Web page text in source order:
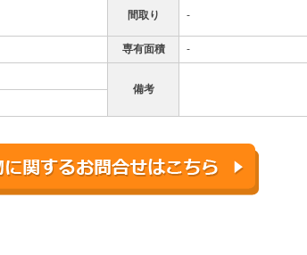
間取り -
専有面積 -
備考